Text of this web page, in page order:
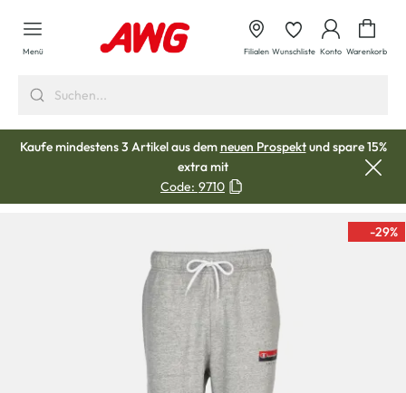
springen
Menü Filialen Wunschliste Konto Warenkorb
Kaufe mindestens 3 Artikel aus demneuen Prospektund spare 15%
extra mit
Code: 9710
-29%